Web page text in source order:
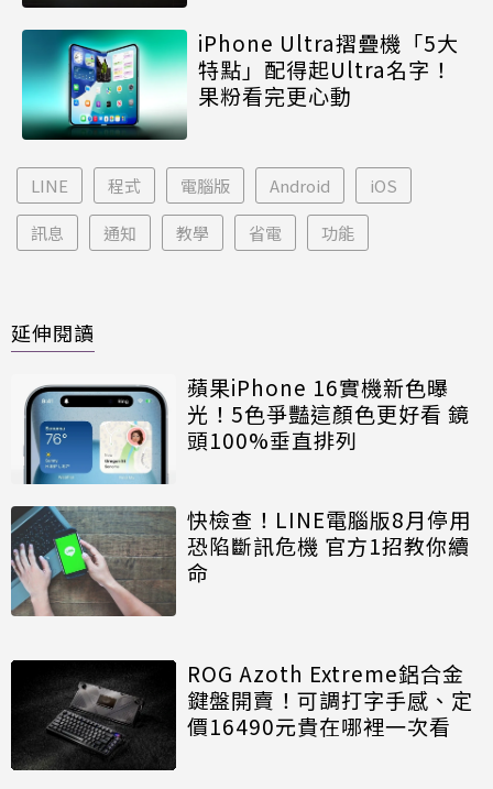
iPhone Ultra摺疊機「5大
特點」配得起Ultra名字！
果粉看完更心動
LINE 程式 電腦版 Android iOS
訊息 通知 教學 省電 功能
延伸閱讀
蘋果iPhone 16實機新色曝
光！5色爭豔這顏色更好看 鏡
頭100%垂直排列
快檢查！LINE電腦版8月停用
恐陷斷訊危機 官方1招教你續
命
ROG Azoth Extreme鋁合金
鍵盤開賣！可調打字手感、定
價16490元貴在哪裡一次看